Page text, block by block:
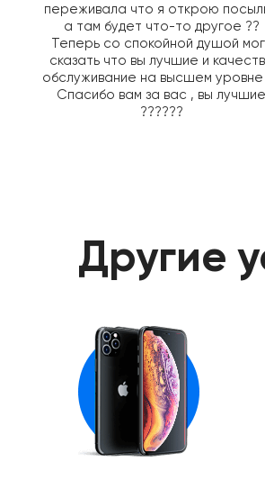
переживала что я открою
а там будет что-то другое ??
Теперь со спокойной душой
сказать что вы лучшие и
обслуживание на высшем уровне
Спасибо вам за вас , вы лучшие
??????
Другие